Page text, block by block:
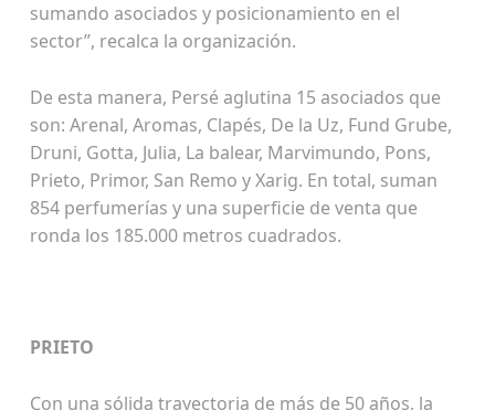
sumando asociados y posicionamiento en el
sector”, recalca la organización.
De esta manera, Persé aglutina 15 asociados que
son: Arenal, Aromas, Clapés, De la Uz, Fund Grube,
Druni, Gotta, Julia, La balear, Marvimundo, Pons,
Prieto, Primor, San Remo y Xarig. En total, suman
854 perfumerías y una superficie de venta que
ronda los 185.000 metros cuadrados.
PRIETO
Con una sólida trayectoria de más de 50 años, la